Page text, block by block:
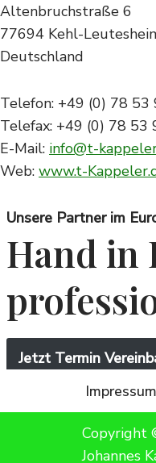
Altenbruchstraße 6
77694 Kehl-
Deutschland
Telefon: +49 (0) 78 53
Telefax: +49 (0) 78 53
E-Mail: info@t-
Web: www.t-
Unsere Partner im
Hand in
Jetzt Termin
Impressum
Copyright
Johannes